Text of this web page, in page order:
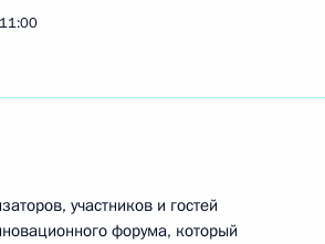
11:00
участников и гостей
форума, который